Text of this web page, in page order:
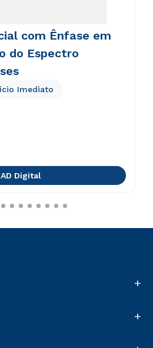
com Ênfase em
do Espectro
Imediato
Digital
+
+